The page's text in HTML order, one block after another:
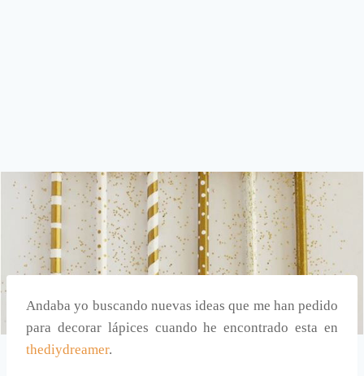
Andaba yo buscando nuevas ideas que me han pedido
para decorar lápices cuando he encontrado esta en
thediydreamer.